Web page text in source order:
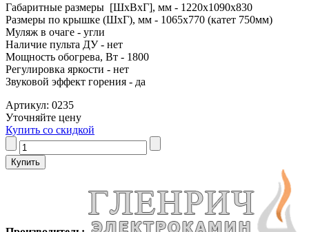
Габаритные размеры [ШxВxГ], мм - 1220x1090x830
Размеры по крышке (ШxГ), мм - 1065x770 (катет 750мм)
Муляж в очаге - угли
Наличие пульта ДУ - нет
Мощность обогрева, Вт - 1800
Регулировка яркости - нет
Звуковой эффект горения - да
Артикул: 0235
Уточняйте цену
Купить со скидкой